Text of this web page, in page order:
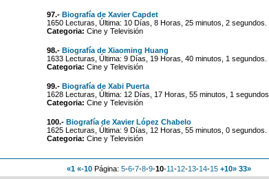
97.- Biografía de Xavier Capdet
1650 Lecturas, Última: 10 Días, 8 Horas, 25 minutos, 2 segundos.
Categoria: Cine y Televisión
98.- Biografía de Xiaoming Huang
1633 Lecturas, Última: 9 Días, 19 Horas, 40 minutos, 1 segundos.
Categoria: Cine y Televisión
99.- Biografía de Xabi Puerta
1628 Lecturas, Última: 12 Días, 17 Horas, 55 minutos, 1 segundos.
Categoria: Cine y Televisión
100.- Biografía de Xavier López Chabelo
1625 Lecturas, Última: 9 Días, 12 Horas, 55 minutos, 0 segundos.
Categoria: Cine y Televisión
«1 «-10 Página: 5-6-7-8-9-10-11-12-13-14-15 +10» 33»